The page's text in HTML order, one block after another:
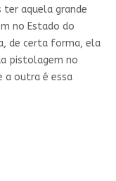
aquela grande
no Estado do
de certa forma, ela
pistolagem no
a outra é essa